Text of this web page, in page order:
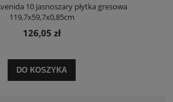
10 jasnoszary płytka gresowa
119,7x59,7x0,85cm
126,05 zł
DO KOSZYKA